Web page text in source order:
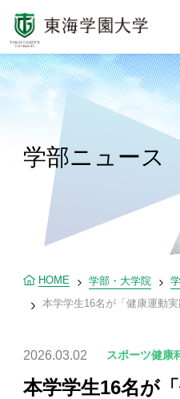
学部ニュース
HOME 学部・大学院
本学学生16名が「健康運動
2026.03.02 スポーツ健康
本学学生16名が